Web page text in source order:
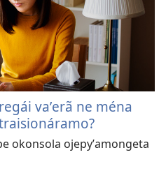
vaʼerã ne ména
okonsola ojepyʼamongeta